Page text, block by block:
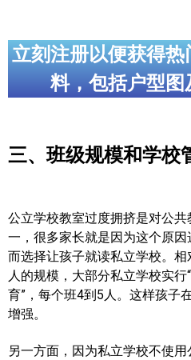
立刻注册以便获得
料，包括户型图
三、班级规模和学校
公立学校教室过度拥挤是对公
一，很多家长就是因为这个原
而选择让孩子就读私立学校。
人的规模，大部分私立学校实行
育”，每个班4到5人。这样孩子
增强。
另一方面，因为私立学校不使